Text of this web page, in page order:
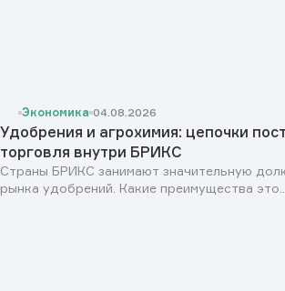
Экономика 04.08.2026
Удобрения и агрохимия: цепочки
торговля внутри БРИКС
Страны БРИКС занимают значительную
рынка удобрений. Какие преимущества это...